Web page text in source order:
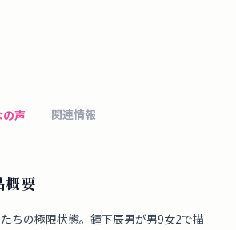
の声 関連情報
概要
ちの極限状態。鐘下辰男が男9女2で描